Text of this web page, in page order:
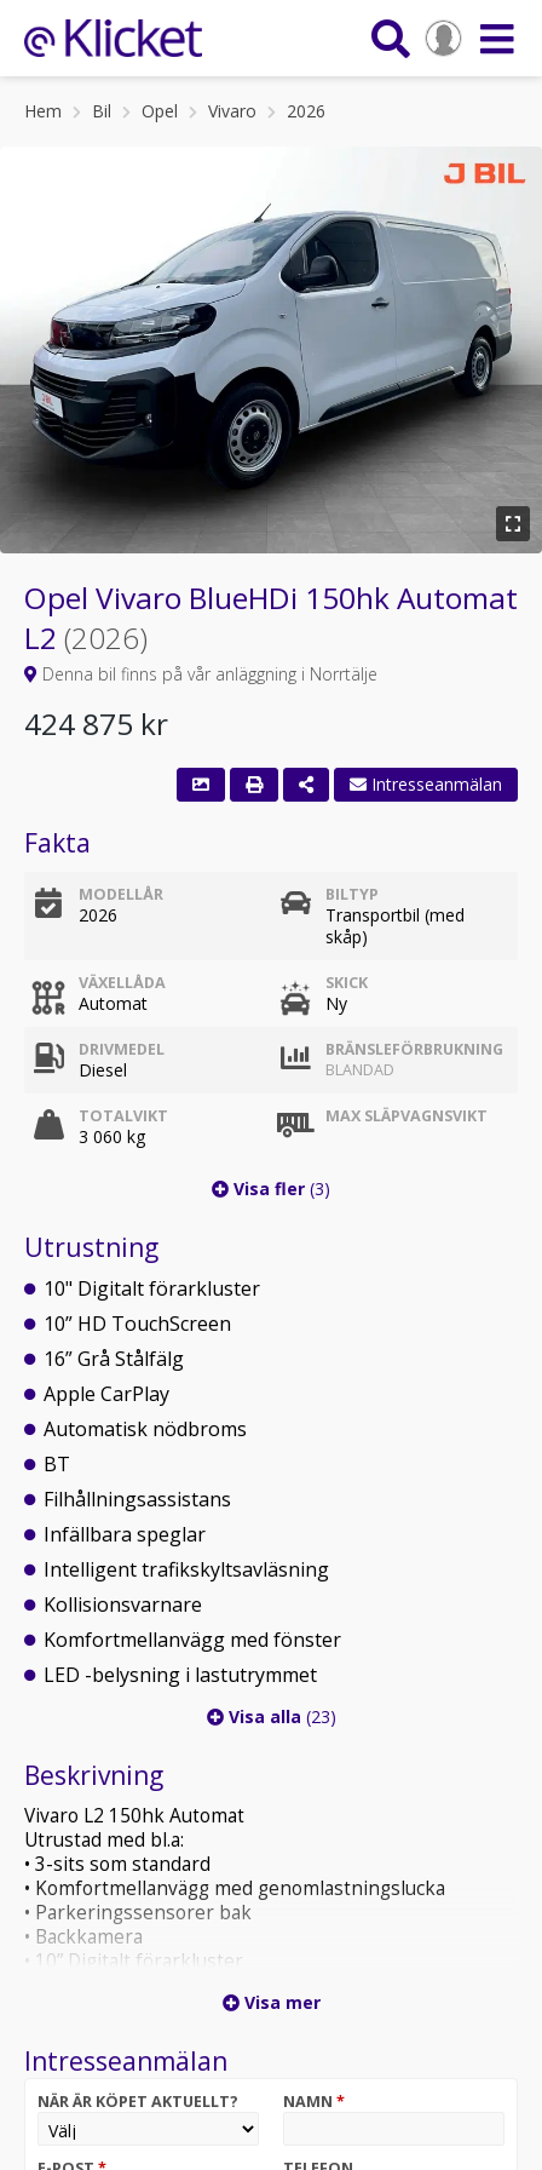
Hem Bil Opel Vivaro 2026
Opel Vivaro BlueHDi 150hk Automat
L2 (2026)
Denna bil finns på vår anläggning i Norrtälje
424 875 kr
Intresseanmälan
Fakta
MODELLÅR
2026
BILTYP
Transportbil (med
skåp)
VÄXELLÅDA
Automat
SKICK
Ny
DRIVMEDEL
Diesel
BRÄNSLEFÖRBRUKNING
BLANDAD
TOTALVIKT
3 060 kg
MAX SLÄPVAGNSVIKT
Visa fler (3)
Utrustning
10" Digitalt förarkluster
10” HD TouchScreen
16” Grå Stålfälg
Apple CarPlay
Automatisk nödbroms
BT
Filhållningsassistans
Infällbara speglar
Intelligent trafikskyltsavläsning
Kollisionsvarnare
Komfortmellanvägg med fönster
LED -belysning i lastutrymmet
Visa alla (23)
Beskrivning
Vivaro L2 150hk Automat
Utrustad med bl.a:
• 3-sits som standard
• Komfortmellanvägg med genomlastningslucka
• Parkeringssensorer bak
• Backkamera
• 10” Digitalt förarkluster
• Skyddsinklädnad väggar och golv
Leasingkostnad: 3.899:- ex moms/mån. Halvt
momsavdrag på denna bil vid leasing
Visa mer
Intresseanmälan
NÄR ÄR KÖPET AKTUELLT? NAMN *